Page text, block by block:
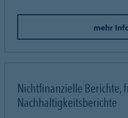
mehr
Nichtfinanzielle Berichte,
Nachhaltigkeitsberichte